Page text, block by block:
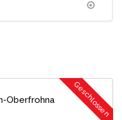
Oberfrohna Geschlossen